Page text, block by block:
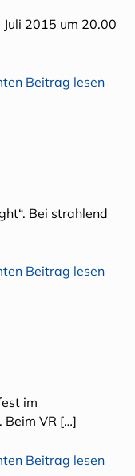
2015 um 20.00
Beitrag lesen
Bei strahlend
Beitrag lesen
im
Beim VR […]
Beitrag lesen